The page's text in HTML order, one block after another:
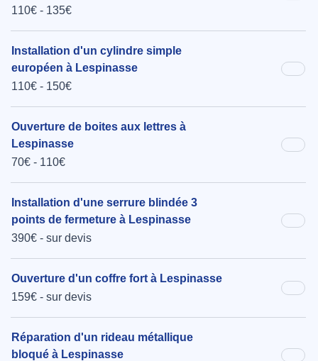
110€ - 135€
Installation d'un cylindre simple
européen à Lespinasse
110€ - 150€
Ouverture de boites aux lettres à
Lespinasse
70€ - 110€
Installation d'une serrure blindée 3
points de fermeture à Lespinasse
390€ - sur devis
Ouverture d'un coffre fort à Lespinasse
159€ - sur devis
Réparation d'un rideau métallique
bloqué à Lespinasse